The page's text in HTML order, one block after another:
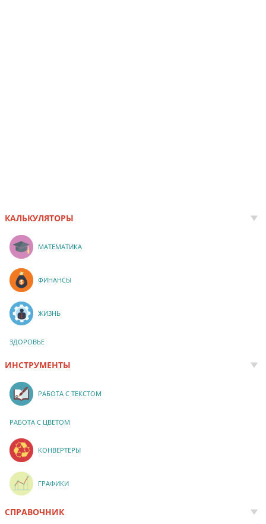
КАЛЬКУЛЯТОРЫ
МАТЕМАТИКА
ФИНАНСЫ
ЖИЗНЬ
ЗДОРОВЬЕ
ИНСТРУМЕНТЫ
РАБОТА С ТЕКСТОМ
РАБОТА С ЦВЕТОМ
КОНВЕРТЕРЫ
ГРАФИКИ
СПРАВОЧНИК